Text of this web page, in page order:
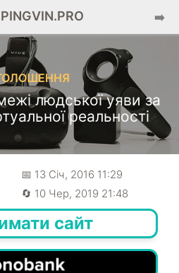
PINGVIN.PRO ➡️
людської уяви за
реальності
📅 13 Січ, 2016 11:29
🔄 10 Чер, 2019 21:48
сайт